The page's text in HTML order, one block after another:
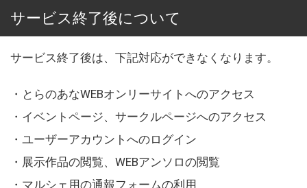
サービス終了後について
サービス終了後は、下記対応ができなくなります。
・とらのあなWEBオンリーサイトへのアクセス
・イベントページ、サークルページへのアクセス
・ユーザーアカウントへのログイン
・展示作品の閲覧、WEBアンソロの閲覧
・マルシェ用の通報フォームの利用